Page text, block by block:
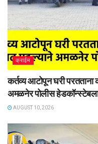
क्राईम
कर्तव्य आटोपून घरी परतताना
अमळनेर पोलीस
AUGUST 10, 2026